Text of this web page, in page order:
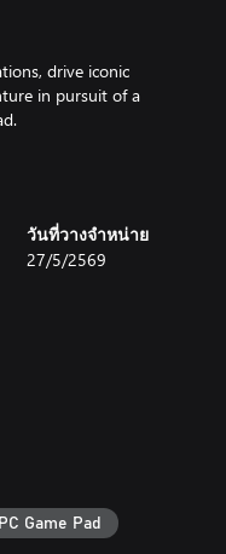
drive iconic
in pursuit of a
with additional
วันที่วางจำหน่าย
27/5/2569
PC Game Pad